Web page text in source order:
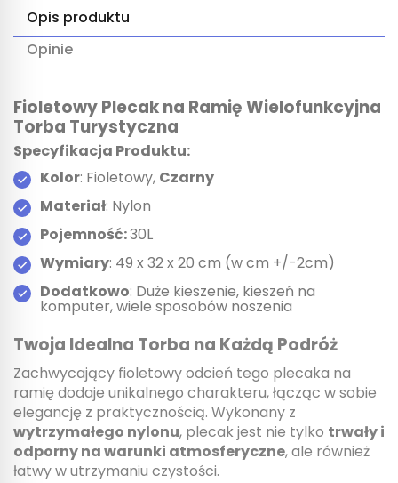
Opis produktu
Opinie
Fioletowy Plecak na Ramię Wielofunkcyjna
Torba Turystyczna
Specyfikacja Produktu:
Kolor: Fioletowy, Czarny
Materiał: Nylon
Pojemność:30L
Wymiary: 49 x 32 x 20 cm (w cm +/-2cm)
Dodatkowo: Duże kieszenie, kieszeń na
komputer, wiele sposobów noszenia
Twoja Idealna Torba na Każdą Podróż
Zachwycający fioletowy odcień tego plecaka na
ramię dodaje unikalnego charakteru, łącząc w sobie
elegancję z praktycznością. Wykonany z
wytrzymałego nylonu, plecak jest nie tylko trwały i
odporny na warunki atmosferyczne, ale również
łatwy w utrzymaniu czystości.